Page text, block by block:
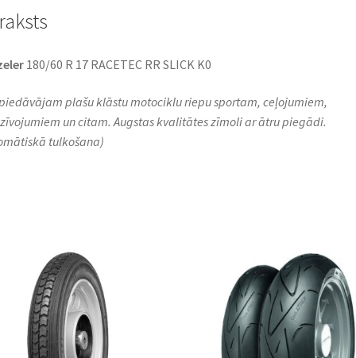
180/60 R 17 RACETEC RR SLICK K0
plašu klāstu motociklu riepu sportam, ceļojumiem,
un citam. Augstas kvalitātes zīmoli ar ātru piegādi.
tulkošana)